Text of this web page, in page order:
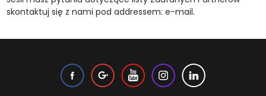
skontaktuj się z nami pod addressem: e-mail.